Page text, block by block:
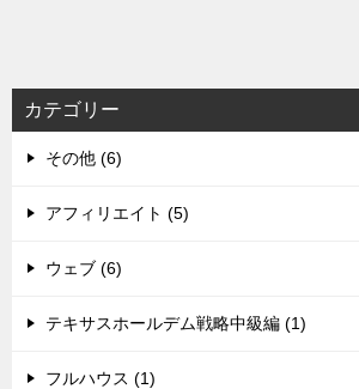
カテゴリー
その他 (6)
アフィリエイト (5)
ウェブ (6)
テキサスホールデム戦略中級編 (1)
フルハウス (1)